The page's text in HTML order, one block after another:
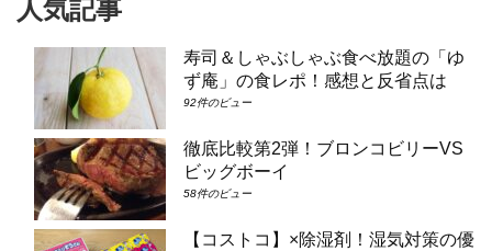
人気記事
寿司＆しゃぶしゃぶ食べ放題の「ゆ
ず庵」の食レポ！感想と反省点は
92件のビュー
徹底比較第2弾！ブロンコビリーVS
ビッグボーイ
58件のビュー
【コストコ】×除湿剤！湿気対策の優